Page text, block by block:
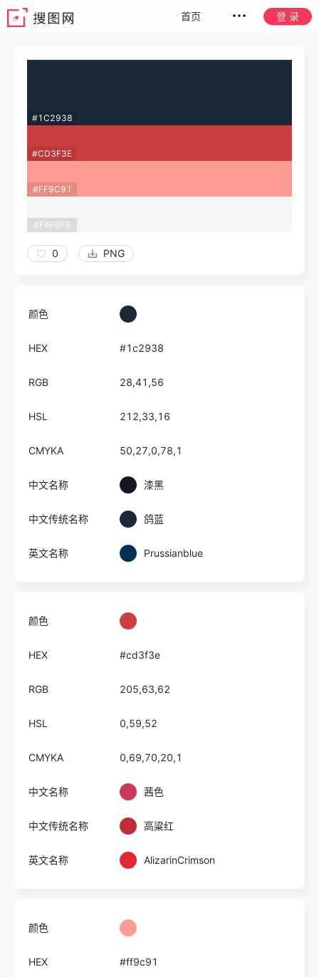
首页 登 录
#1C2938
#CD3F3E
#FF9C91
#F4F6F6
0 PNG
颜色
HEX #1c2938
RGB 28,41,56
HSL 212,33,16
CMYKA 50,27,0,78,1
中文名称 漆黑
中文传统名称 鸽蓝
英文名称 Prussianblue
颜色
HEX #cd3f3e
RGB 205,63,62
HSL 0,59,52
CMYKA 0,69,70,20,1
中文名称 茜色
中文传统名称 高粱红
英文名称 AlizarinCrimson
颜色
HEX #ff9c91